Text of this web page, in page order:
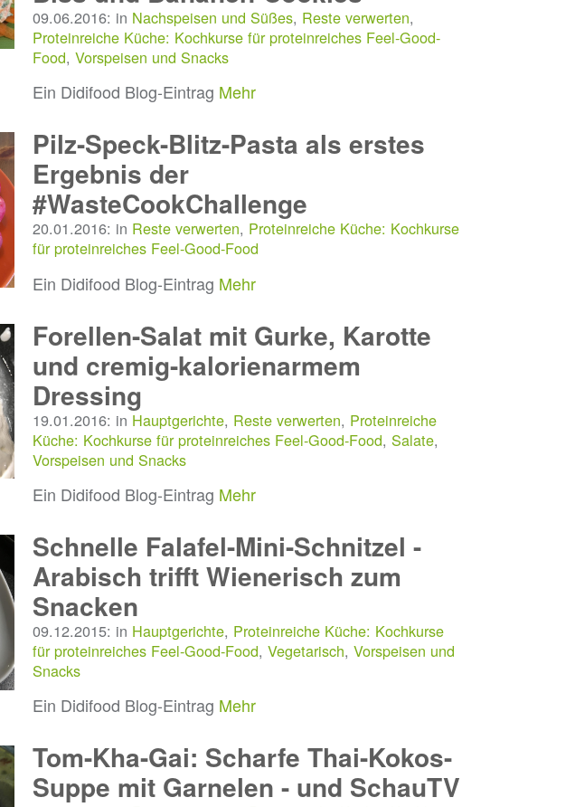
09.06.2016: in Nachspeisen und Süßes, Reste verwerten,
Proteinreiche Küche: Kochkurse für proteinreiches Feel-Good-
Food,Vorspeisen und Snacks
Ein Didifood Blog-Eintrag Mehr
Pilz-Speck-Blitz-Pasta als erstes
Ergebnis der
#WasteCookChallenge
20.01.2016: in Reste verwerten, Proteinreiche Küche: Kochkurse
für proteinreiches Feel-Good-Food
Ein Didifood Blog-Eintrag Mehr
Forellen-Salat mit Gurke, Karotte
und cremig-kalorienarmem
Dressing
19.01.2016: in Hauptgerichte, Reste verwerten, Proteinreiche
Küche: Kochkurse für proteinreiches Feel-Good-Food,Salate,
Vorspeisen und Snacks
Ein Didifood Blog-Eintrag Mehr
Schnelle Falafel-Mini-Schnitzel -
Arabisch trifft Wienerisch zum
Snacken
09.12.2015: in Hauptgerichte, Proteinreiche Küche: Kochkurse
für proteinreiches Feel-Good-Food,Vegetarisch,Vorspeisen und
Snacks
Ein Didifood Blog-Eintrag Mehr
Tom-Kha-Gai: Scharfe Thai-Kokos-
Suppe mit Garnelen - und SchauTV